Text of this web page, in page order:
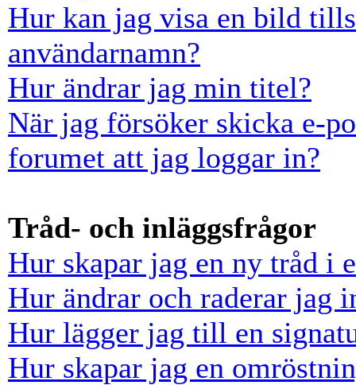
Hur kan jag visa en bild
användarnamn?
Hur ändrar jag min titel?
När jag försöker skicka e-
forumet att jag loggar in?
Tråd- och inläggsfrågor
Hur skapar jag en ny tråd i
Hur ändrar och raderar jag
Hur lägger jag till en
Hur skapar jag en